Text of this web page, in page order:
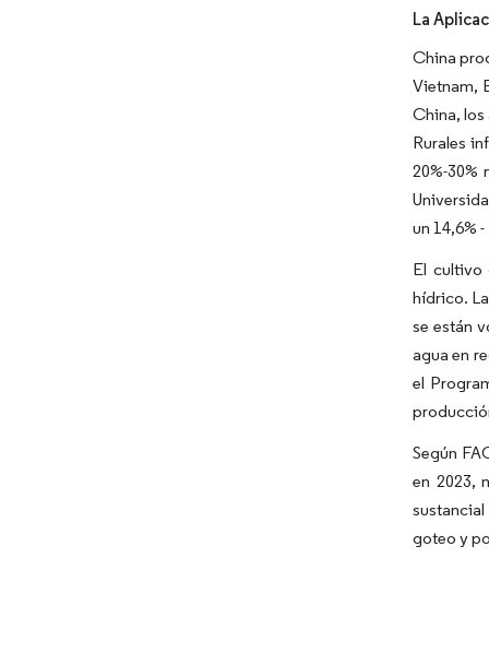
La
China
Vietnam,
China,
Rurales
20%-
un 14,6% -
El cultivo
hídrico.
se están
agua en
el
Según
en 2023,
goteo y